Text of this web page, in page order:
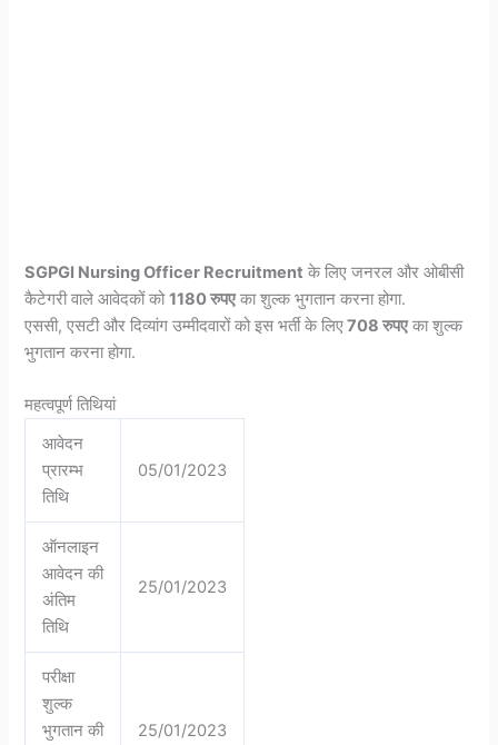
SGPGI Nursing Officer Recruitment के लिए जनरल और ओबीसी
कैटेगरी वाले आवेदकों को1180 रुपएका शुल्क भुगतान करना होगा.
एससी, एसटी और दिव्यांग उम्मीदवारों को इस भर्ती के लिए708 रुपएका शुल्क
भुगतान करना होगा.
महत्वपूर्ण तिथियां
आवेदन
प्रारम्भ
तिथि
05/01/2023
ऑनलाइन
आवेदन की
अंतिम
तिथि
25/01/2023
परीक्षा
शुल्क
भुगतान की
25/01/2023